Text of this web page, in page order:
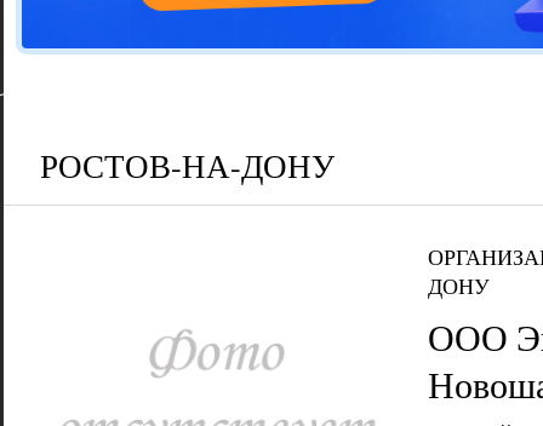
РОСТОВ-НА-ДОНУ
ДОНУ
ООО